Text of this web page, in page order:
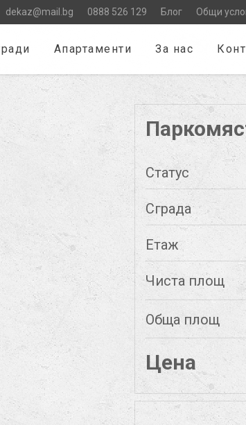
dekaz@mail.bg 0888 526 129 Блог Общи
Апартаменти За нас
Статус
Сграда
Етаж
Чиста площ
Обща площ
Цена